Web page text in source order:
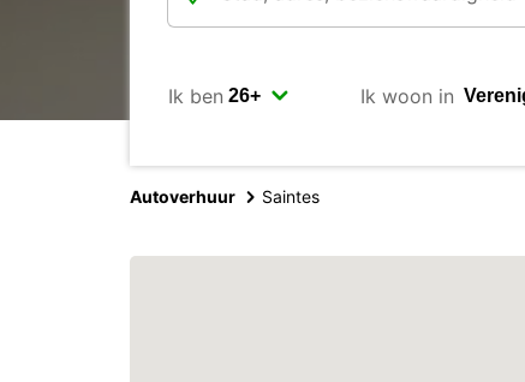
Ik ben Ik woon in
Autoverhuur Saintes